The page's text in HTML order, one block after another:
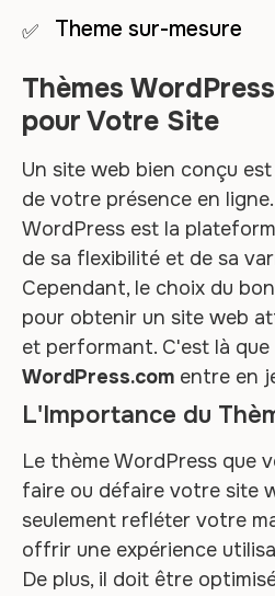
Theme sur-mesure
Thèmes
pour Votre Site
Un site web bien conçu
de votre présence en
WordPress est la
de sa flexibilité et de sa
Cependant, le choix du
pour obtenir un site web
et performant. C'est là que
WordPress.com entre en
L'Importance du
Le thème WordPress que
faire ou défaire votre site
seulement refléter votre
offrir une expérience
De plus, il doit être